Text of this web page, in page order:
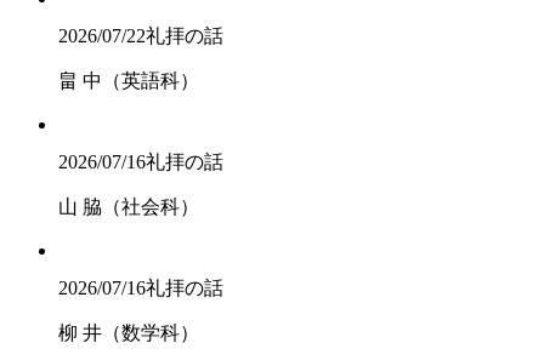
2026/07/22礼拝の話
畠 中（英語科）
2026/07/16礼拝の話
山 脇（社会科）
2026/07/16礼拝の話
柳 井（数学科）